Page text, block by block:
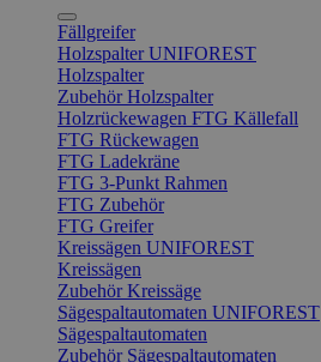
Fällgreifer
Holzspalter UNIFOREST
Holzspalter
Zubehör Holzspalter
Holzrückewagen FTG Källefall
FTG Rückewagen
FTG Ladekräne
FTG 3-Punkt Rahmen
FTG Zubehör
FTG Greifer
Kreissägen UNIFOREST
Kreissägen
Zubehör Kreissäge
Sägespaltautomaten UNIFOREST
Sägespaltautomaten
Zubehör Sägespaltautomaten